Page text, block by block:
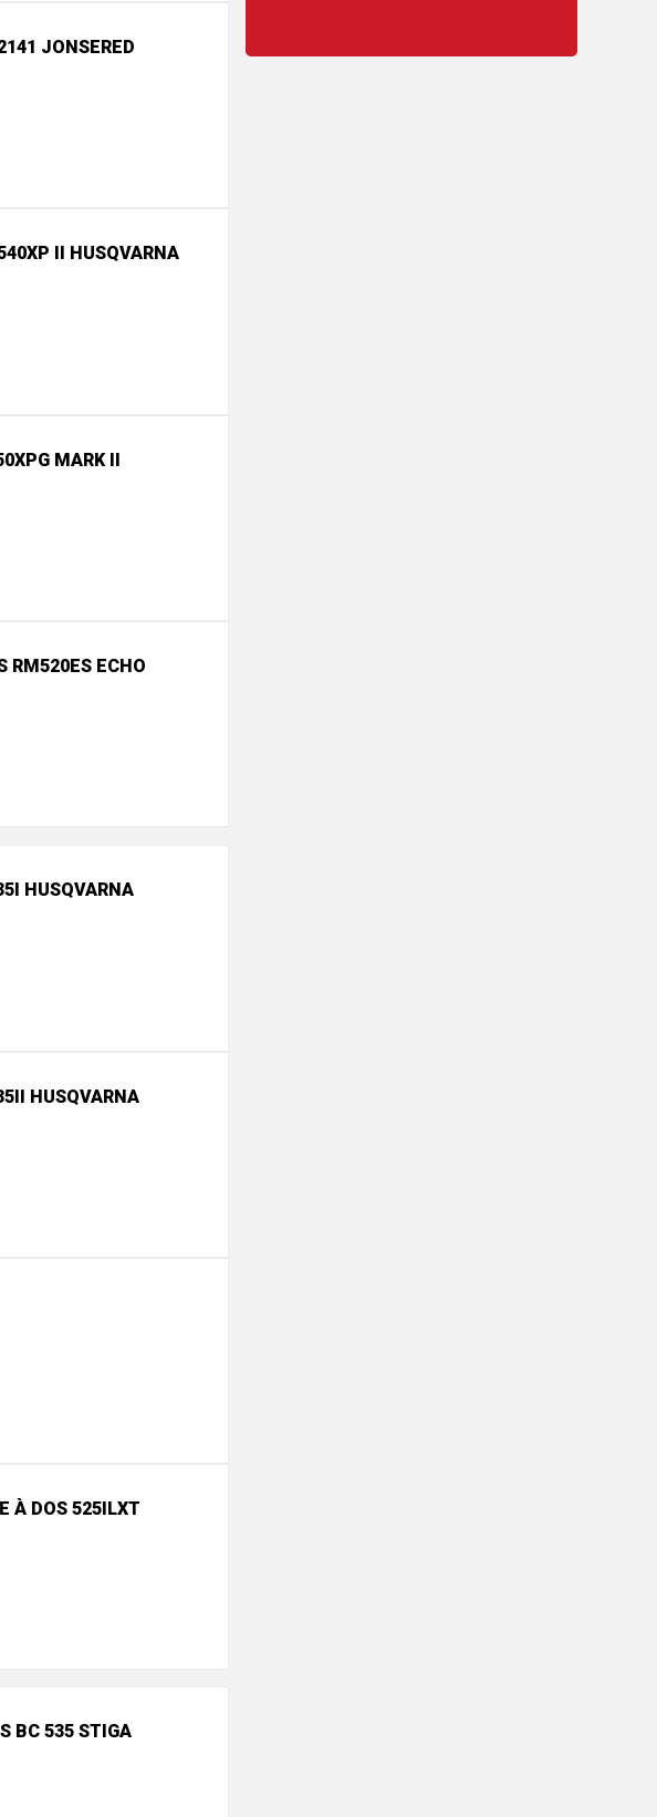
JONSERED
II HUSQVARNA
MARK II
RM520ES ECHO
HUSQVARNA
HUSQVARNA
À DOS 525ILXT
BC 535 STIGA